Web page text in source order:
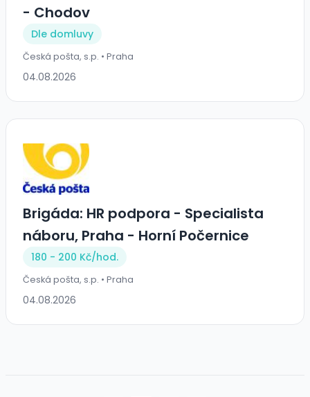
- Chodov
Dle domluvy
Česká pošta, s.p. • Praha
04.08.2026
Brigáda: HR podpora - Specialista
náboru, Praha - Horní Počernice
180 - 200 Kč/hod.
Česká pošta, s.p. • Praha
04.08.2026